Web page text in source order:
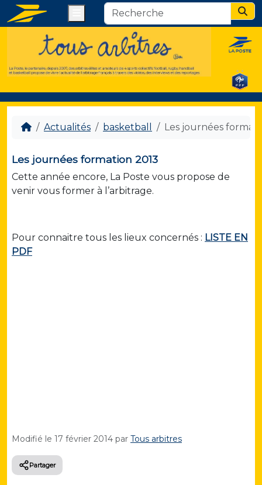
Actualités basketball Les journées
Les journées formation 2013
Cette année encore, La Poste vous propose de
venir vous former à l’arbitrage.
Pour connaitre tous les lieux concernés : LISTE EN
PDF
Modifié le 17 février 2014 par Tous arbitres
Partager